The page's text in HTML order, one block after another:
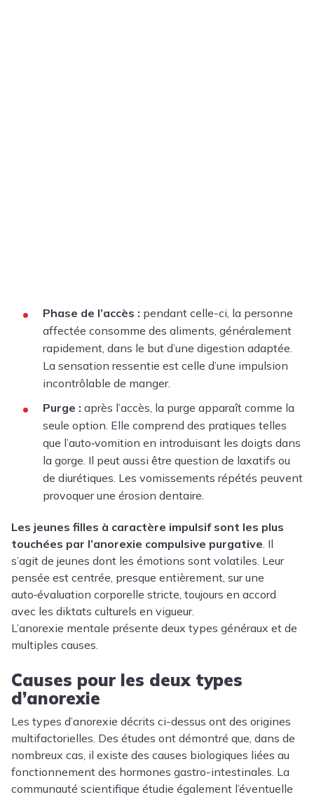
Phase de l’accès : pendant celle-ci, la personne
affectée consomme des aliments, généralement
rapidement, dans le but d’une digestion adaptée.
La sensation ressentie est celle d’une impulsion
incontrôlable de manger.
Purge : après l’accès, la purge apparaît comme la
seule option. Elle comprend des pratiques telles
que l’auto‑vomition en introduisant les doigts dans
la gorge. Il peut aussi être question de laxatifs ou
de diurétiques. Les vomissements répétés peuvent
provoquer une érosion dentaire.
Les jeunes filles à caractère impulsif sont les plus
touchées par l’anorexie compulsive purgative . Il
s’agit de jeunes dont les émotions sont volatiles. Leur
pensée est centrée, presque entièrement, sur une
auto‑évaluation corporelle stricte, toujours en accord
avec les diktats culturels en vigueur.
L’anorexie mentale présente deux types généraux et de
multiples causes.
Causes pour les deux types
d’anorexie
Les types d’anorexie décrits ci-dessus ont des origines
multifactorielles. Des études ont démontré que, dans de
nombreux cas, il existe des causes biologiques liées au
fonctionnement des hormones gastro-intestinales. La
communauté scientifique étudie également l’éventuelle